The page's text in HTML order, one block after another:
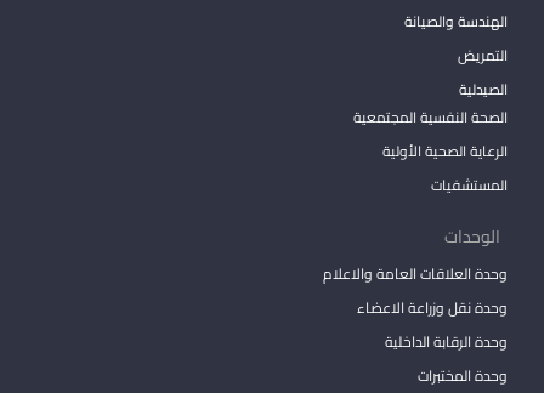
الهندسة والصيانة
التمريض
الصيدلية
الصحة النفسية المجتمعية
الرعاية الصحية الأولية
المستشفيات
الوحدات
وحدة العلاقات العامة والاعلام
وحدة نقل وزراعة الاعضاء
وحدة الرقابة الداخلية
وحدة المختبرات